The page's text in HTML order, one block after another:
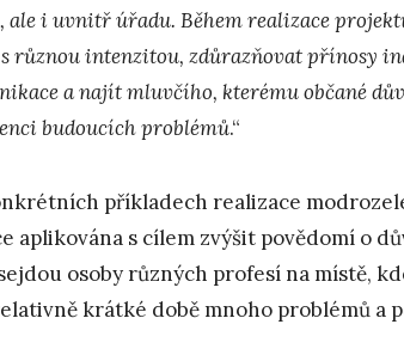
ale i uvnitř úřadu. Během realizace
různou intenzitou, zdůrazňovat přínosy
a najít mluvčího, kterému občané
budoucích problémů.“
příkladech realizace
aplikována s cílem zvýšit povědomí o
osoby různých profesí na místě,
krátké době mnoho problémů a